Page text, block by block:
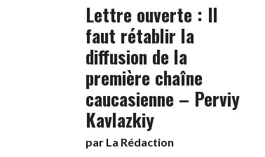
Lettre ouverte : Il
faut rétablir la
diffusion de la
première chaîne
caucasienne – Perviy
Kavlazkiy
par La Rédaction